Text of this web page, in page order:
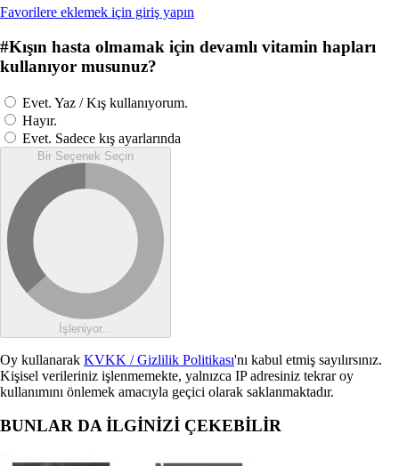
Favorilere eklemek için giriş yapın
#Kışın hasta olmamak için devamlı vitamin hapları
kullanıyor musunuz?
Evet. Yaz / Kış kullanıyorum.
Hayır.
Evet. Sadece kış ayarlarında
Bir Seçenek Seçin
İşleniyor...
Oy kullanarak KVKK / Gizlilik Politikası'nı kabul etmiş sayılırsınız.
Kişisel verileriniz işlenmemekte, yalnızca IP adresiniz tekrar oy
kullanımını önlemek amacıyla geçici olarak saklanmaktadır.
BUNLAR DA İLGİNİZİ ÇEKEBİLİR